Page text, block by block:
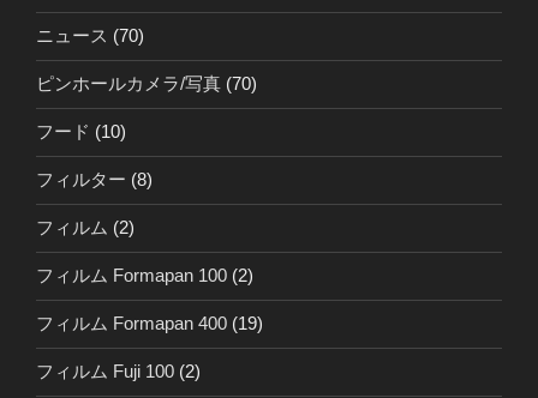
ニュース (70)
ピンホールカメラ/写真 (70)
フード (10)
フィルター (8)
フィルム (2)
フィルム Formapan 100 (2)
フィルム Formapan 400 (19)
フィルム Fuji 100 (2)